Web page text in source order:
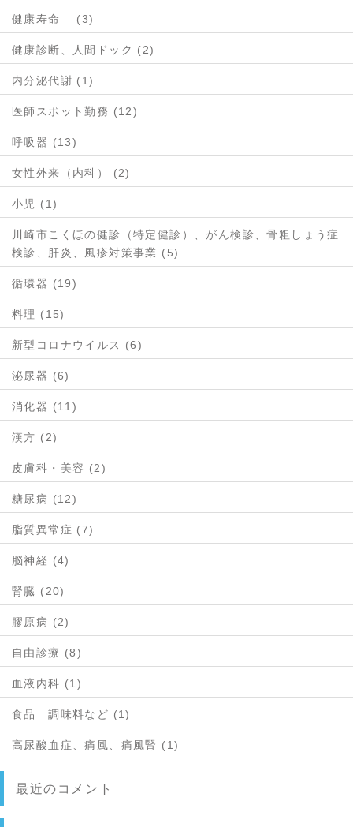
健康寿命 (3)
健康診断、人間ドック (2)
内分泌代謝 (1)
医師スポット勤務 (12)
呼吸器 (13)
女性外来（内科） (2)
小児 (1)
川崎市こくほの健診（特定健診）、がん検診、骨粗しょう症
検診、肝炎、風疹対策事業 (5)
循環器 (19)
料理 (15)
新型コロナウイルス (6)
泌尿器 (6)
消化器 (11)
漢方 (2)
皮膚科・美容 (2)
糖尿病 (12)
脂質異常症 (7)
脳神経 (4)
腎臓 (20)
膠原病 (2)
自由診療 (8)
血液内科 (1)
食品 調味料など (1)
高尿酸血症、痛風、痛風腎 (1)
最近のコメント